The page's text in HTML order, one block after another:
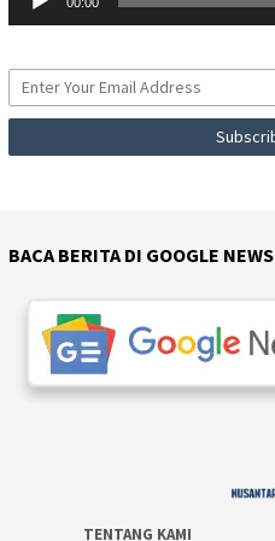
BACA BERITA DI GOOGLE NEWS
TENTANG KAMI